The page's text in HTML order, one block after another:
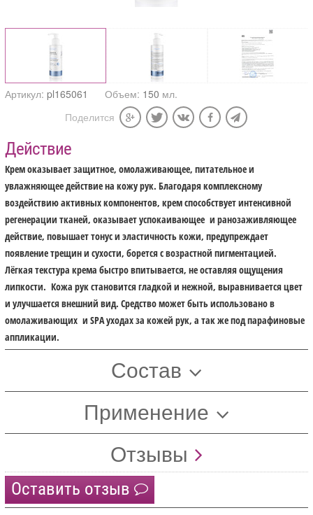
Артикул:pl165061 Объем: 150 мл.
Поделится
Действие
Крем оказывает защитное, омолаживающее, питательное и
увлажняющее действие на кожу рук. Благодаря комплексному
воздействию активных компонентов, крем способствует интенсивной
регенерации тканей, оказывает успокаивающее и ранозаживляющее
действие, повышает тонус и эластичность кожи, предупреждает
появление трещин и сухости, борется с возрастной пигментацией.
Лёгкая текстура крема быстро впитывается, не оставляя ощущения
липкости. Кожа рук становится гладкой и нежной, выравнивается цвет
и улучшается внешний вид. Средство может быть использовано в
омолаживающих и SPA уходах за кожей рук, а так же под парафиновые
аппликации.
Состав
Применение
Отзывы
Оставить отзыв